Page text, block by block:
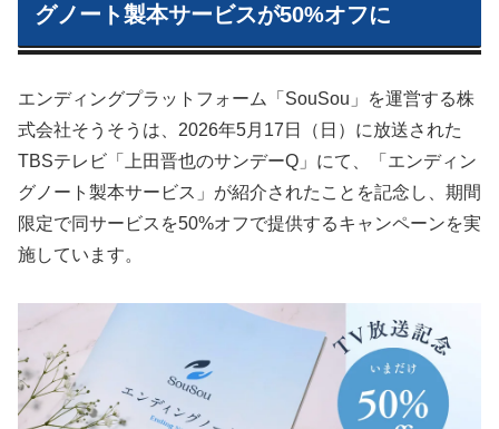
グノート製本サービスが50%オフに
エンディングプラットフォーム「SouSou」を運営する株
式会社そうそうは、2026年5月17日（日）に放送された
TBSテレビ「上田晋也のサンデーQ」にて、「エンディン
グノート製本サービス」が紹介されたことを記念し、期間
限定で同サービスを50%オフで提供するキャンペーンを実
施しています。